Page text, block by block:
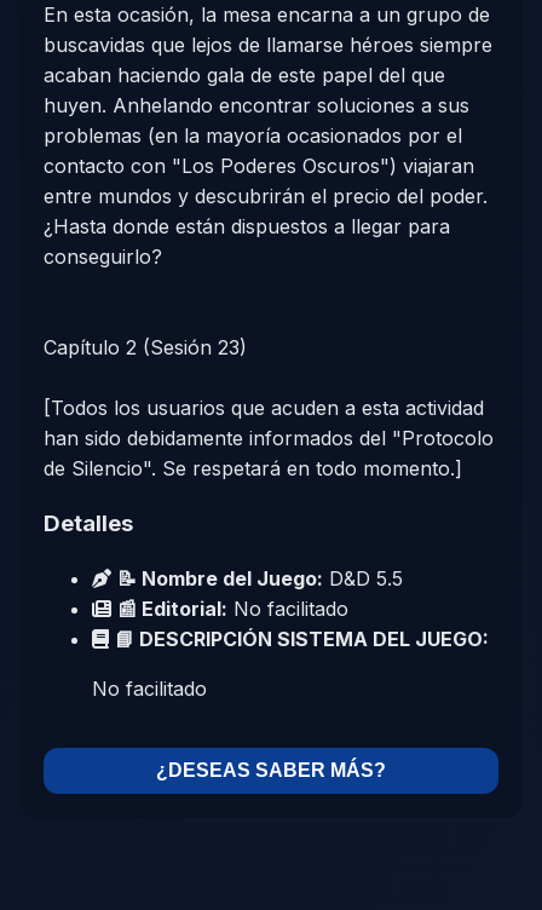
En esta ocasión, la mesa encarna a un grupo de
buscavidas que lejos de llamarse héroes siempre
acaban haciendo gala de este papel del que
huyen. Anhelando encontrar soluciones a sus
problemas (en la mayoría ocasionados por el
contacto con "Los Poderes Oscuros") viajaran
entre mundos y descubrirán el precio del poder.
¿Hasta donde están dispuestos a llegar para
conseguirlo?
Capítulo 2 (Sesión 23)
[Todos los usuarios que acuden a esta actividad
han sido debidamente informados del "Protocolo
de Silencio". Se respetará en todo momento.]
Detalles
📝 Nombre del Juego: D&D 5.5
📰 Editorial: No facilitado
📘 DESCRIPCIÓN SISTEMA DEL JUEGO:
No facilitado
¿DESEAS SABER MÁS?